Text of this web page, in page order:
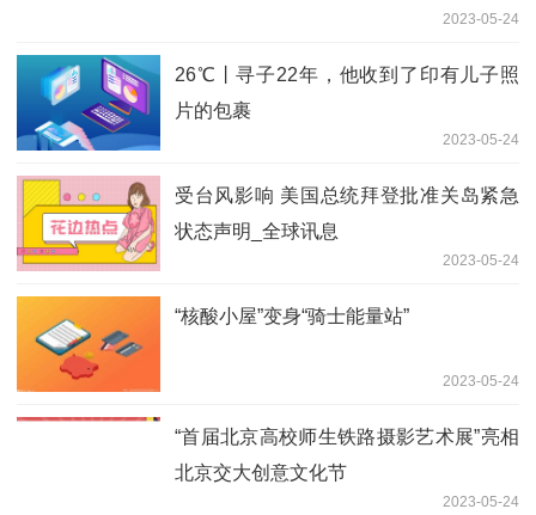
2023-05-24
26℃丨寻子22年，他收到了印有儿子照
片的包裹
2023-05-24
受台风影响 美国总统拜登批准关岛紧急
状态声明_全球讯息
2023-05-24
“核酸小屋”变身“骑士能量站”
2023-05-24
“首届北京高校师生铁路摄影艺术展”亮相
北京交大创意文化节
2023-05-24